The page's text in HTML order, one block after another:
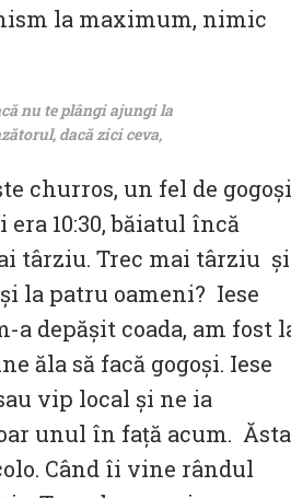
la maximum, nimic
nu te plângi ajungi la
dacă zici ceva,
churros, un fel de gogoși
10:30, băiatul încă
târziu. Trec mai târziu și
la patru oameni? Iese
a depășit coada, am fost
ăla să facă gogoși. Iese
vip local și ne ia
unul în față acum. Ăsta
Când îi vine rândul